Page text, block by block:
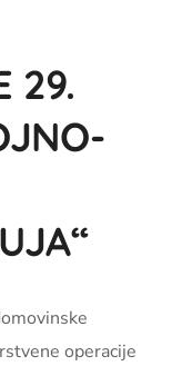
29.
operacije